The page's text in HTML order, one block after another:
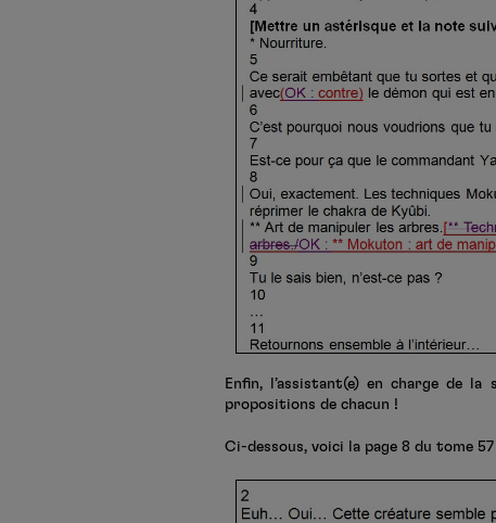
Enfin, l’assistant(e) en charge de
propositions de chacun !
Ci-dessous, voici la page 8 du tome